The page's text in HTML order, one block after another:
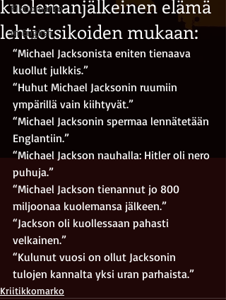
Fiktiomarko
in English
kuolemanjälkeinen elämä
lehtiotsikoiden mukaan:
“Michael Jacksonista eniten tienaava
kuollut julkkis.”
“Huhut Michael Jacksonin ruumiin
ympärillä vain kiihtyvät.”
“Michael Jacksonin spermaa lennätetään
Englantiin.”
“Michael Jackson nauhalla: Hitler oli nero
puhuja.”
“Michael Jackson tienannut jo 800
miljoonaa kuolemansa jälkeen.”
“Jackson oli kuollessaan pahasti
velkainen.”
“Kulunut vuosi on ollut Jacksonin
tulojen kannalta yksi uran parhaista.”
Kriitikkomarko